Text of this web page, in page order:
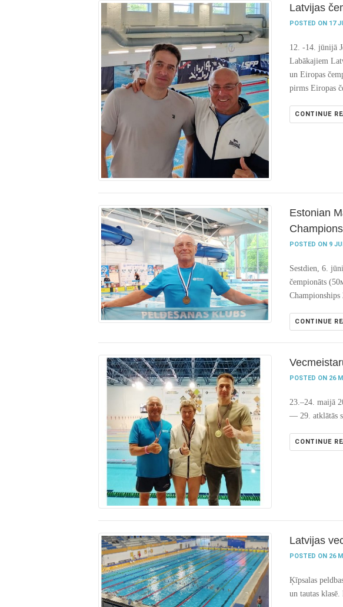
Latvijas
POSTED ON 17
12. -14. jūnijā
Labākajiem
un Eiropas
pirms Eiropas
CONTINUE
Estonian
POSTED ON 9
Sestdien, 6.
čempionāts
Championships
CONTINUE
POSTED ON 26
23.–24. maijā
— 29. atklātās
CONTINUE
Latvijas
POSTED ON 26
Ķīpsalas
un tautas